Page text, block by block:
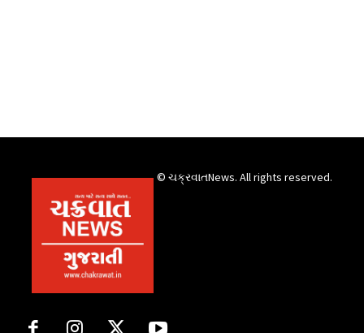
© ચક્રવાતNews. All rights reserved.